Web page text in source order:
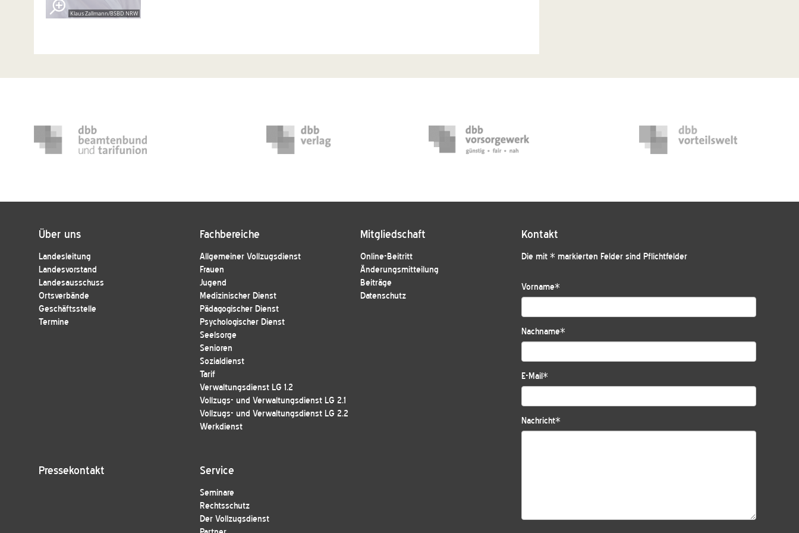
Klaus Zallmann/BSBD NRW
Über uns
Landesleitung
Landesvorstand
Landesausschuss
Ortsverbände
Geschäftsstelle
Termine
Fachbereiche
Allgemeiner Vollzugsdienst
Frauen
Jugend
Medizinischer Dienst
Pädagogischer Dienst
Psychologischer Dienst
Seelsorge
Senioren
Sozialdienst
Tarif
Verwaltungsdienst LG 1.2
Vollzugs- und Verwaltungsdienst LG 2.1
Vollzugs- und Verwaltungsdienst LG 2.2
Werkdienst
Mitgliedschaft
Online-Beitritt
Änderungsmitteilung
Beiträge
Datenschutz
Pressekontakt Service
Seminare
Rechtsschutz
Der Vollzugsdienst
Kontakt
Die mit * markierten Felder sind Pflichtfelder
Vorname*
Nachname*
E-Mail*
Nachricht*